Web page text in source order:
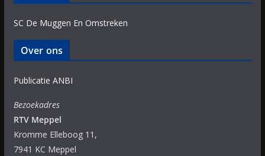
SC De Muggen En Omstreken
Over ons
Publicatie ANBI
Bezoekadres
RTV Meppel
Kromme Elleboog 11,
7941 KC Meppel